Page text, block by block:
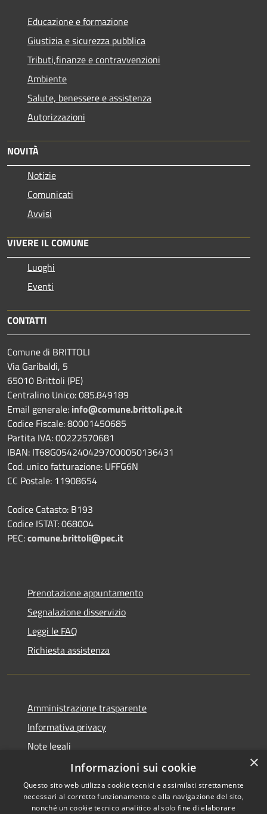
Educazione e formazione
Giustizia e sicurezza pubblica
Tributi,finanze e contravvenzioni
Ambiente
Salute, benessere e assistenza
Autorizzazioni
NOVITÀ
Notizie
Comunicati
Avvisi
VIVERE IL COMUNE
Luoghi
Eventi
CONTATTI
Comune di BRITTOLI
Via Garibaldi, 5
65010 Brittoli (PE)
Centralino Unico: 085.849189
Email generale: info@comune.brittoli.pe.it
Codice Fiscale: 80001450685
Partita IVA: 00222570681
IBAN: IT68G0542404297000050136431
Cod. unico fatturazione: UFFG6N
CC Postale: 11908654
Codice Catasto: B193
Codice ISTAT: 068004
PEC:comune.brittoli@pec.it
Prenotazione appuntamento
Segnalazione disservizio
Leggi le FAQ
Richiesta assistenza
Amministrazione trasparente
Informativa privacy
Note legali
Dichiarazione di accessibilità
×
Informazioni sui cookie
Questo sito web utilizza cookie tecnici e assimilati strettamente
necessari al corretto funzionamento e alla navigazione del sito,
nonché un cookie tecnico analitico al solo fine di elaborare